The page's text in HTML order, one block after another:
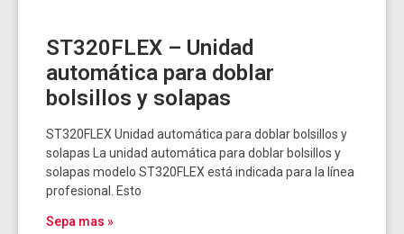
ST320FLEX – Unidad
automática para doblar
bolsillos y solapas
ST320FLEX Unidad automática para doblar bolsillos y
solapas La unidad automática para doblar bolsillos y
solapas modelo ST320FLEX está indicada para la línea
profesional. Esto
Sepa mas »